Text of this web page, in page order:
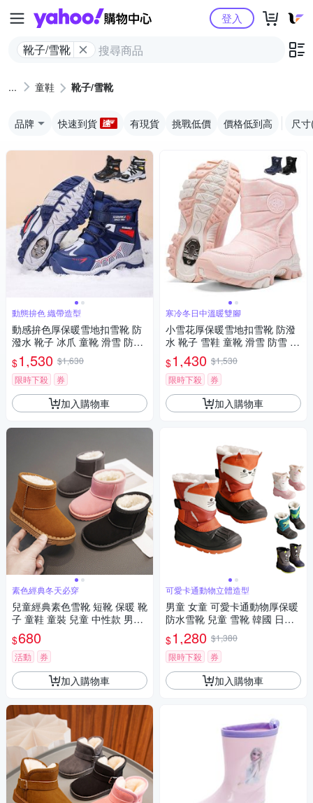
Yahoo購物中心
靴子/雪靴
登入
童鞋 靴子/雪靴
品牌 快速到貨 有現貨 挑戰低價 價格低到高 尺
動態拚色 織帶造型
動感拚色厚保暖雪地扣雪靴 防
潑水 靴子 冰爪 童靴 滑雪 防雪
童鞋 男童 大童 兒童 防寒 日本
橘魔法 現貨【BB8940】
$1,530 $1,630
限時下殺
券
加入購物車
素色經典冬天必穿
兒童經典素色雪靴 短靴 保暖 靴
子 童鞋 童裝 兒童 中性款 男童
女童【BB7024】
$680
活動 券
加入購物車
寒冷冬日中溫暖雙腳
小雪花厚保暖雪地扣雪靴 防潑
水 靴子 雪鞋 童靴 滑雪 防雪 冰
爪 防潑水 兒童雪靴 日本 兒童
女童 男童 大童 橘魔法 現貨【B
B8923】
$1,430 $1,530
限時下殺
券
加入購物車
可愛卡通動物立體造型
男童 女童 可愛卡通動物厚保暖
防水雪靴 兒童 雪靴 韓國 日本
滑雪 雪鞋 鞋子 童裝 童鞋
$1,280 $1,380
限時下殺
券
加入購物車